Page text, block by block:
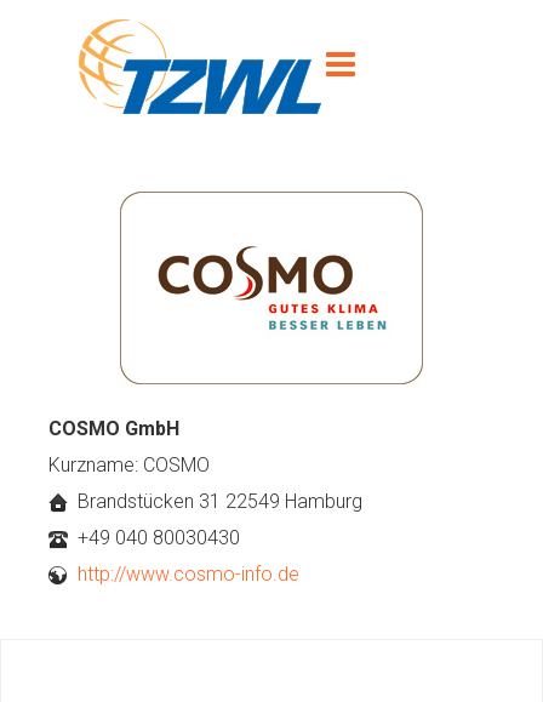
COSMO GmbH
Kurzname: COSMO
Brandstücken 31 22549 Hamburg
+49 040 80030430
http://www.cosmo-info.de